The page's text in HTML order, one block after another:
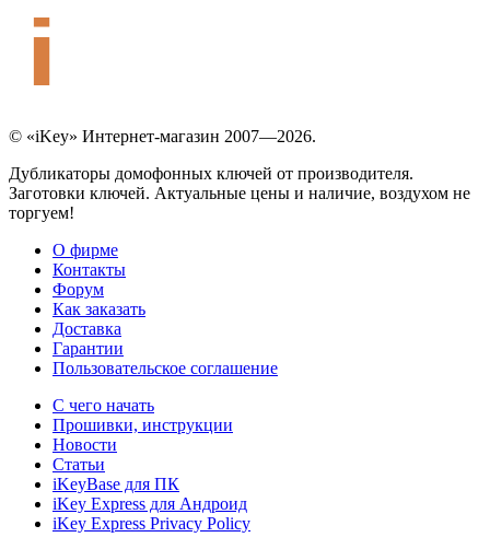
© «iKey» Интернет-магазин 2007—2026.
Дубликаторы домофонных ключей от производителя.
Заготовки ключей. Актуальные цены и наличие, воздухом не
торгуем!
О фирме
Контакты
Форум
Как заказать
Доставка
Гарантии
Пользовательское соглашение
С чего начать
Прошивки, инструкции
Новости
Статьи
iKeyBase для ПК
iKey Express для Андроид
iKey Express Privacy Policy